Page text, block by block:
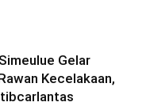
Gelar
Kecelakaan,